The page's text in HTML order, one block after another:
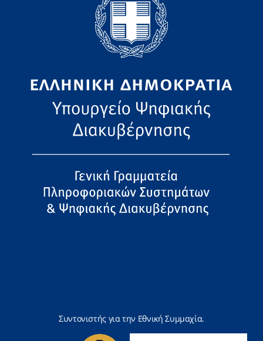
Συντονιστής για την Εθνική Συμμαχία.